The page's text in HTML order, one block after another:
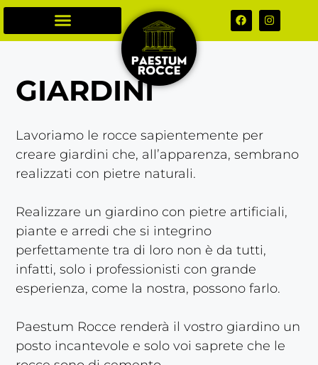
GIARDINI
Lavoriamo le rocce sapientemente per
creare giardini che, all’apparenza, sembrano
realizzati con pietre naturali.
Realizzare un giardino con pietre artificiali,
piante e arredi che si integrino
perfettamente tra di loro non è da tutti,
infatti, solo i professionisti con grande
esperienza, come la nostra, possono farlo.
Paestum Rocce renderà il vostro giardino un
posto incantevole e solo voi saprete che le